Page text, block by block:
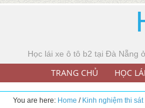
Học lái xe ô tô b2 tại Đà Nẵng
TRANG CHỦ HỌC
You are here: Home / Kinh nghiệm thi sát